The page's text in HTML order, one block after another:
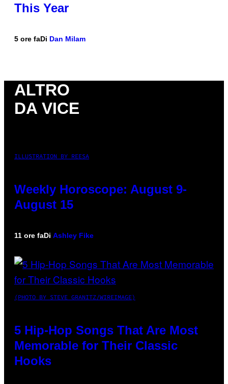
This Year
5 ore faDi Dan Milam
ALTRO
DA VICE
ILLUSTRATION BY REESA
Weekly Horoscope: August 9-
August 15
11 ore faDi Ashley Fike
(PHOTO BY STEVE GRANITZ/WIREIMAGE)
5 Hip-Hop Songs That Are Most
Memorable for Their Classic
Hooks